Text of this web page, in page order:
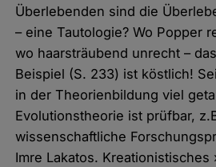
Überlebenden sind die
– eine Tautologie? Wo Popper
wo haarsträubend unrecht –
Beispiel (S. 233) ist köstlich!
in der Theorienbildung viel
Evolutionstheorie ist prüfbar,
wissenschaftliche
Imre Lakatos. Kreationistisches